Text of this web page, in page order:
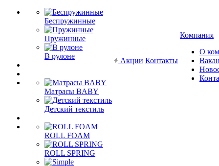
Беспружинные
Пружинные
В рулоне
Матрасы BABY
Детский текстиль
ROLL FOAM
ROLL SPRING
Акции Контакты
Компания
О